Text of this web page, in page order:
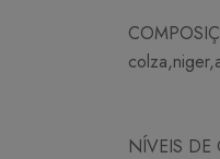
NÍVEIS DE